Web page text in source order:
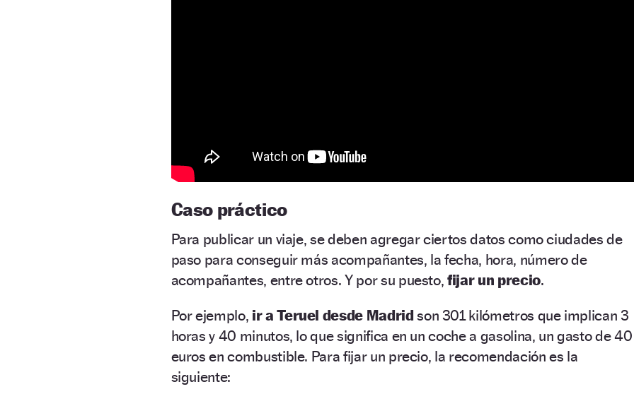
Caso práctico
Para publicar un viaje, se deben agregar ciertos datos como ciudades de
paso para conseguir más acompañantes, la fecha, hora, número de
acompañantes, entre otros. Y por su puesto,fijar un precio.
Por ejemplo, ir a Teruel desde Madridson 301 kilómetros que implican 3
horas y 40 minutos, lo que significa en un coche a gasolina, un gasto de 40
euros en combustible. Para fijar un precio, la recomendación es la
siguiente: